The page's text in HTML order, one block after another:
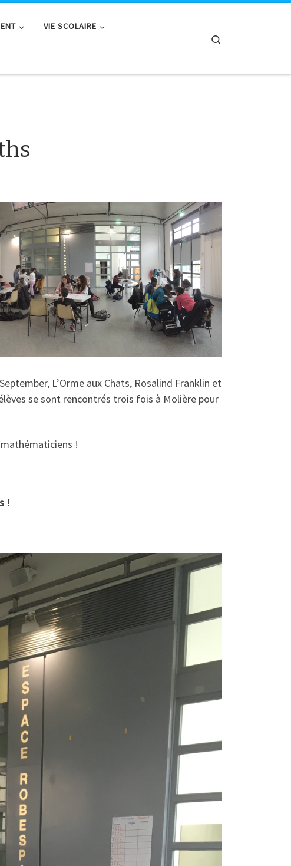
VIE SCOLAIRE
L’Orme aux Chats, Rosalind Franklin et
se sont rencontrés trois fois à Molière pour
!
!